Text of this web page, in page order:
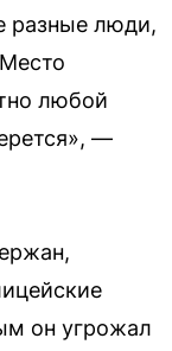
разные люди,
любой
—
он угрожал